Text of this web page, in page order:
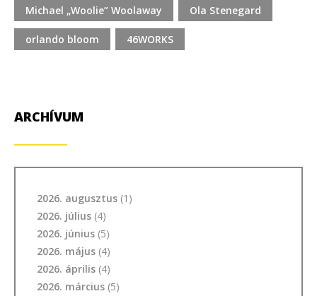
Michael „Woolie” Woolaway Ola Stenegard
orlando bloom 46WORKS
ARCHÍVUM
2026. augusztus (1)
2026. július (4)
2026. június (5)
2026. május (4)
2026. április (4)
2026. március (5)